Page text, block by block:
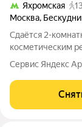
Яхромская
Москва,
Сдаётся 2-
косметическим
срок от 11 месяцев. Из
Стиральная машина Холодильник Микроволновка
Дом - блочный,
Сервис Яндекс